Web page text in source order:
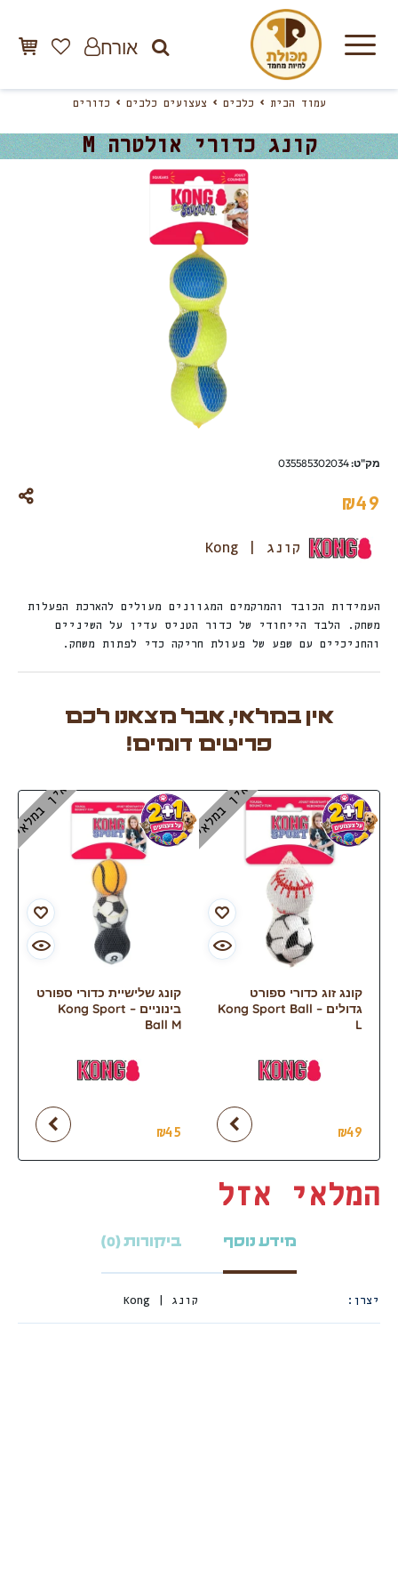
אורח
עמוד הבית כלבים צעצועים כלבים כדורים
קונג כדורי אולטרה M
מק"ט:035585302034
₪49
קונג | Kong
העמידות הכובד והמרקמים המגוונים מעולים להארכת הפעלות
משחק. הלבד הייחודי של כדור הטניס עדין על השיניים
והחניכיים עם שפע של פעולת חריקה כדי לפתות משחק.
אין במלאי, אבל מצאנו לכם
פריטים דומים!
קונג זוג כדורי ספורט
גדולים – Kong Sport Ball
L
₪49
אין במלאי
קונג שלישיית כדורי ספורט
בינוניים – Kong Sport
Ball M
₪45
אין במלאי
המלאי אזל
מידע נוסף ביקורות (0)
יצרן קונג | Kong